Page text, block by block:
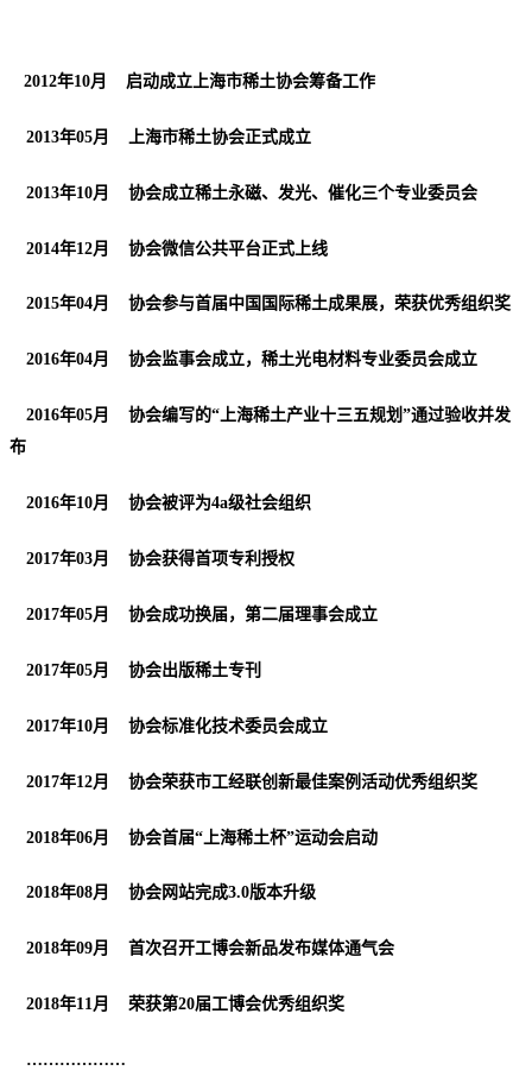
2012年10月 启动成立上海市稀土协会筹备工作
2013年05月 上海市稀土协会正式成立
2013年10月 协会成立稀土永磁、发光、催化三个专业委员会
2014年12月 协会微信公共平台正式上线
2015年04月 协会参与首届中国国际稀土成果展，荣获优秀组织奖
2016年04月 协会监事会成立，稀土光电材料专业委员会成立
2016年05月 协会编写的“上海稀土产业十三五规划”通过验收并发
布
2016年10月 协会被评为4a级社会组织
2017年03月 协会获得首项专利授权
2017年05月 协会成功换届，第二届理事会成立
2017年05月 协会出版稀土专刊
2017年10月 协会标准化技术委员会成立
2017年12月 协会荣获市工经联创新最佳案例活动优秀组织奖
2018年06月 协会首届“上海稀土杯”运动会启动
2018年08月 协会网站完成3.0版本升级
2018年09月 首次召开工博会新品发布媒体通气会
2018年11月 荣获第20届工博会优秀组织奖
………………